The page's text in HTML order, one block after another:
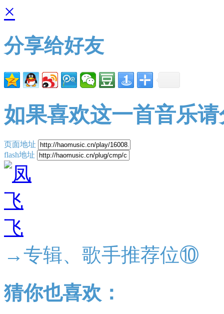
×
分享给好友
如果喜欢这一首音乐
页面地址
flash地址
→专辑、歌手推荐位⑩
猜你也喜欢：